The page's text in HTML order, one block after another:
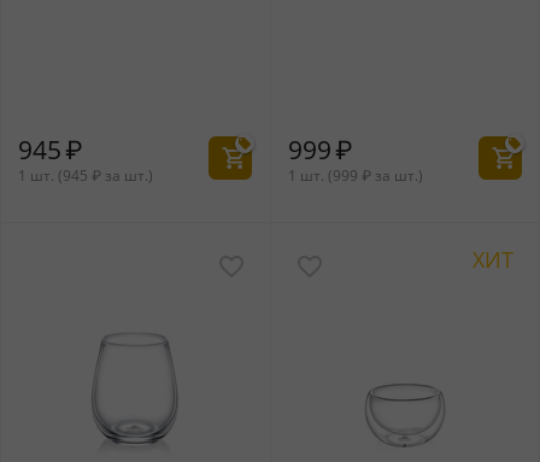
945₽
1 шт. (945 ₽ за шт.)
999₽
1 шт. (999 ₽ за шт.)
ХИТ